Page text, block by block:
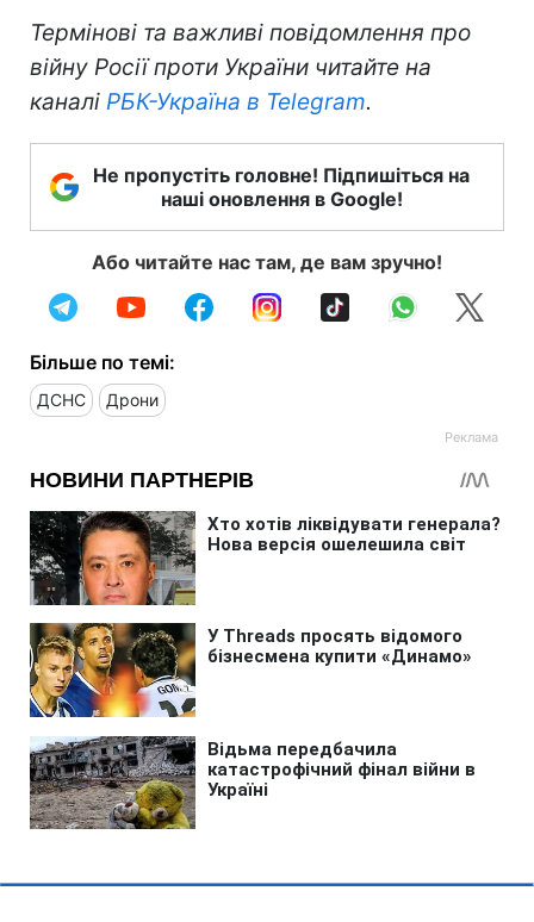
Термінові та важливі повідомлення про
війну Росії проти України читайте на
каналі РБК-Україна в Telegram.
Не пропустіть головне! Підпишіться на
наші оновлення в Google!
Або читайте нас там, де вам зручно!
Більше по темі:
ДСНС Дрони